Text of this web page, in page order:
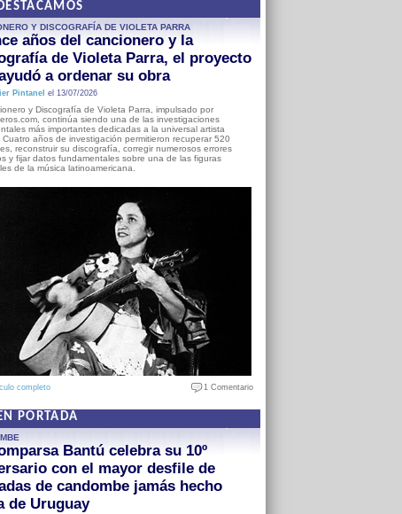
Y DISCOGRAFÍA DE VIOLETA PARRA
años del cancionero y la
de Violeta Parra, el proyecto
a ordenar su obra
Pintanel el 13/07/2026
y Discografía de Violeta Parra, impulsado por
continúa siendo una de las investigaciones
más importantes dedicadas a la universal artista
Cuatro años de investigación permitieron recuperar 520
reconstruir su discografía, corregir numerosos errores
y fijar datos fundamentales sobre una de las figuras
de la música latinoamericana.
completo 1 Comentario
PORTADA
Bantú celebra su 10º
con el mayor desfile de
de candombe jamás hecho
de Uruguay